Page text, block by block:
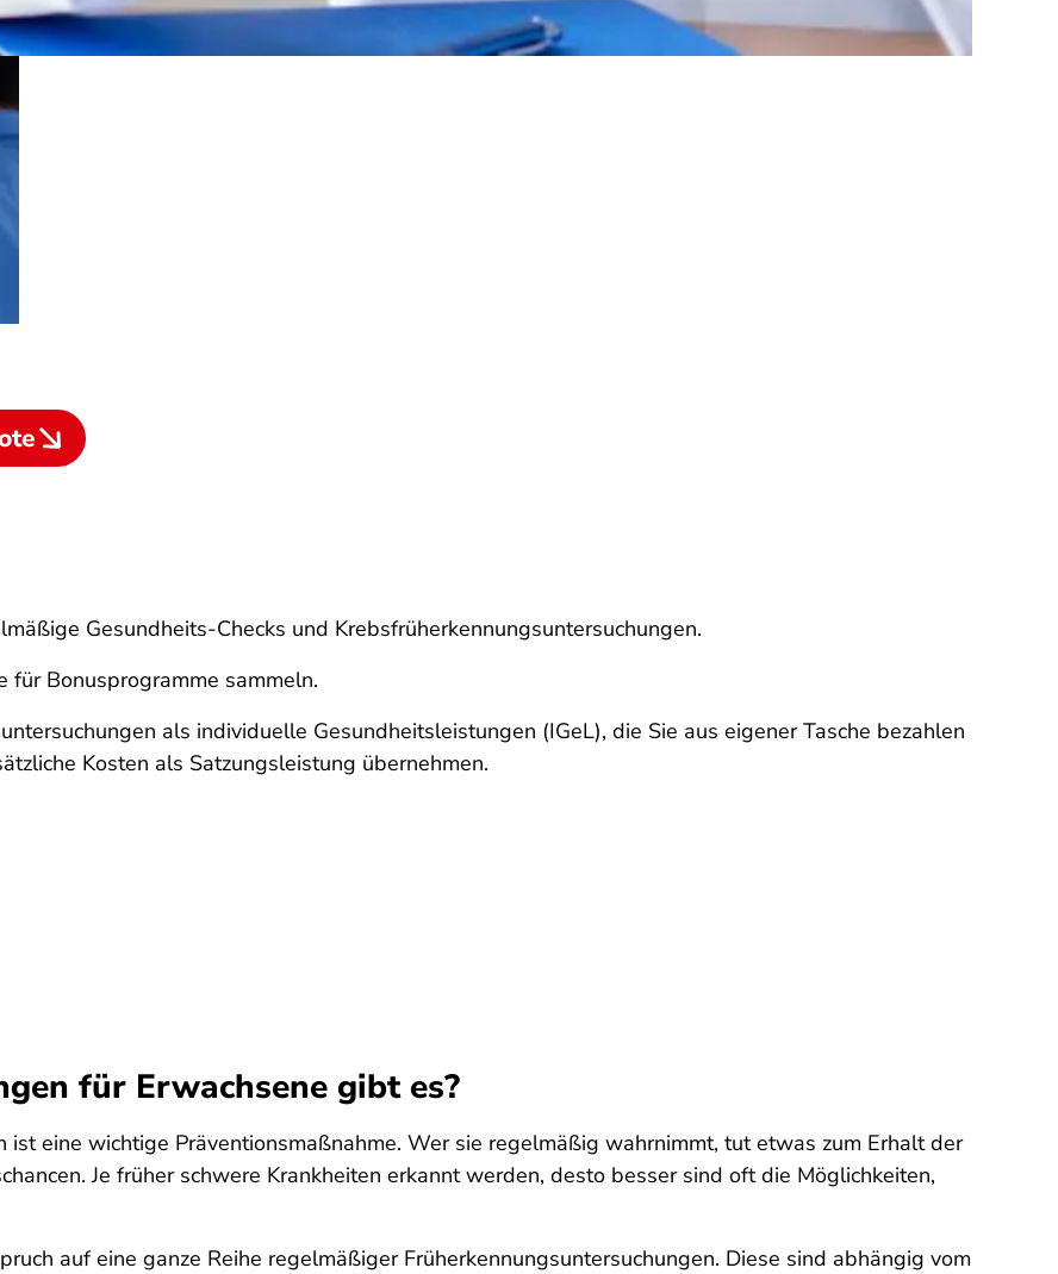
Gesundheits-Checks und Krebsfrüherkennungsuntersuchungen.
Bonusprogramme sammeln.
als individuelle Gesundheitsleistungen (IGeL), die Sie aus eigener Tasche bezahlen
Kosten als Satzungsleistung übernehmen.
für Erwachsene gibt es?
ist eine wichtige Präventionsmaßnahme. Wer sie regelmäßig wahrnimmt, tut etwas zum Erhalt der
Je früher schwere Krankheiten erkannt werden, desto besser sind oft die Möglichkeiten,
auf eine ganze Reihe regelmäßiger Früherkennungsuntersuchungen. Diese sind abhängig vom